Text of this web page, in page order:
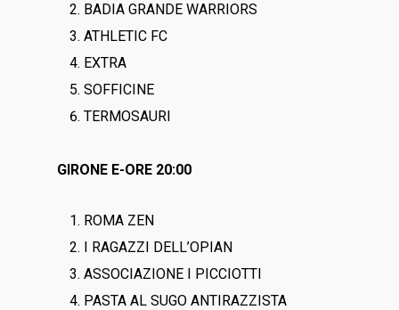
BADIA GRANDE WARRIORS
ATHLETIC FC
EXTRA
SOFFICINE
TERMOSAURI
GIRONE E-ORE 20:00
ROMA ZEN
I RAGAZZI DELL’OPIAN
ASSOCIAZIONE I PICCIOTTI
PASTA AL SUGO ANTIRAZZISTA